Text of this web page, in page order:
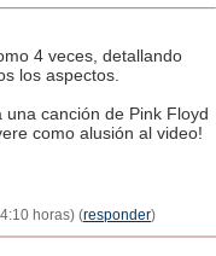
4 veces, detallando
los aspectos.
canción de Pink Floyd
como alusión al video!
horas) (responder)